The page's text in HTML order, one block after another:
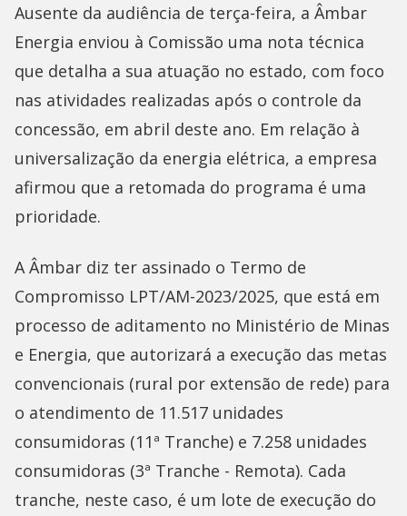
Ausente da audiência de terça-feira, a Âmbar
Energia enviou à Comissão uma nota técnica
que detalha a sua atuação no estado, com foco
nas atividades realizadas após o controle da
concessão, em abril deste ano. Em relação à
universalização da energia elétrica, a empresa
afirmou que a retomada do programa é uma
prioridade.
A Âmbar diz ter assinado o Termo de
Compromisso LPT/AM-2023/2025, que está em
processo de aditamento no Ministério de Minas
e Energia, que autorizará a execução das metas
convencionais (rural por extensão de rede) para
o atendimento de 11.517 unidades
consumidoras (11ª Tranche) e 7.258 unidades
consumidoras (3ª Tranche - Remota). Cada
tranche, neste caso, é um lote de execução do